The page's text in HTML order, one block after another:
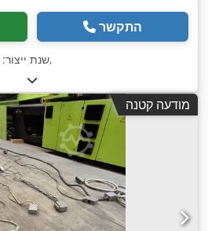
התקשר
שנת ייצור:,
מודעה קטנה